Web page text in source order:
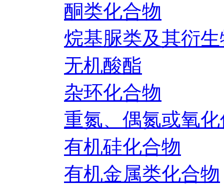
酮类化合物
烷基脲类及其衍
无机酸酯
杂环化合物
重氮、偶氮或氧
有机硅化合物
有机金属类化合物